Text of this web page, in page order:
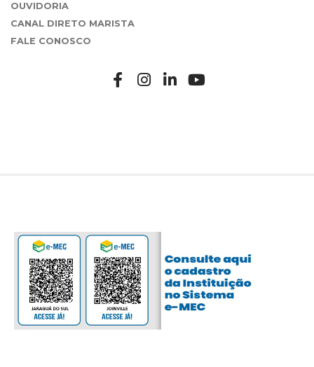
OUVIDORIA
CANAL DIRETO MARISTA
FALE CONOSCO